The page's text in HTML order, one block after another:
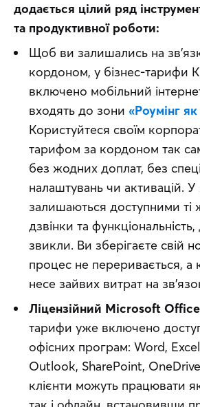
додається цілий ряд
та продуктивної роботи:
Щоб ви залишались на
кордоном, у бізнес-тарифи
включено мобільний
входять до зони «Роумінг
Користуйтеся своїм
тарифом за кордоном так
без жодних доплат, без
налаштувань чи активацій. У
залишаються доступними ті
дзвінки та
звикли. Ви зберігаєте свій
процес не переривається, а
несе зайвих витрат на
Ліцензійний Microsoft
тарифи уже включено
офісних програм: Word,
Outlook, SharePoint, OneDrive
клієнти можуть працювати